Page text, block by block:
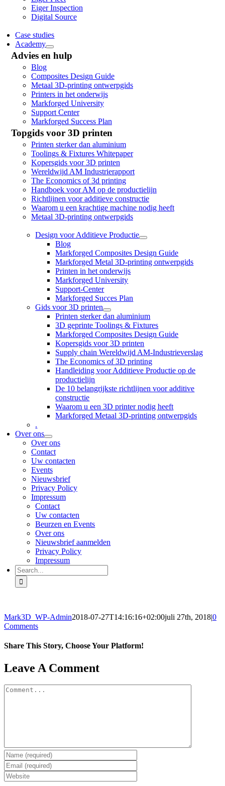
Eiger Inspection
Digital Source
Case studies
Academy
Advies en hulp
Blog
Composites Design Guide
Metaal 3D-printing ontwerpgids
Printers in het onderwijs
Markforged University
Support Center
Markforged Success Plan
Topgids voor 3D printen
Printen sterker dan aluminium
Toolings & Fixtures Whitepaper
Kopersgids voor 3D printen
Wereldwijd AM Industrierapport
The Economics of 3d printing
Handboek voor AM op de productielijn
Richtlijnen voor additieve constructie
Waarom u een krachtige machine nodig heeft
Metaal 3D-printing ontwerpgids
Design voor Additieve Productie
Blog
Markforged Composites Design Guide
Markforged Metal 3D-printing ontwerpgids
Printen in het onderwijs
Markforged University
Support-Center
Markforged Succes Plan
Gids voor 3D printen
Printen sterker dan aluminium
3D geprinte Toolings & Fixtures
Markforged Composites Design Guide
Kopersgids voor 3D printen
Supply chain Wereldwijd AM-Industrieverslag
The Economics of 3D printing
Handleiding voor Additieve Productie op de
productielijn
De 10 belangrijkste richtlijnen voor additive
constructie
Waarom u een 3D printer nodig heeft
Markforged Metaal 3D-printing ontwerpgids
.
Over ons
Over ons
Contact
Uw contacten
Events
Nieuwsbrief
Privacy Policy
Impressum
Contact
Uw contacten
Beurzen en Events
Over ons
Nieuwsbrief aanmelden
Privacy Policy
Impressum
Search
for:
Mark3D_WP-Admin2018-07-27T14:16:16+02:00juli 27th, 2018|0
Comments
Share This Story, Choose Your Platform!
Facebook
X
Reddit
LinkedIn
Tumblr
Pinterest
Vk
Email
Leave A Comment
Comment